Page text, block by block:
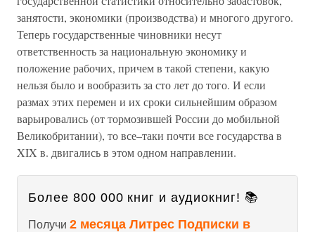
занятости, экономики (производства) и многого другого.
Теперь государственные чиновники несут
ответственность за национальную экономику и
положение рабочих, причем в такой степени, какую
нельзя было и вообразить за сто лет до того. И если
размах этих перемен и их сроки сильнейшим образом
варьировались (от тормозившей России до мобильной
Великобритании), то все–таки почти все государства в
XIX в. двигались в этом одном направлении.
Более 800 000 книг и аудиокниг! 📚
Получи 2 месяца Литрес Подписки в